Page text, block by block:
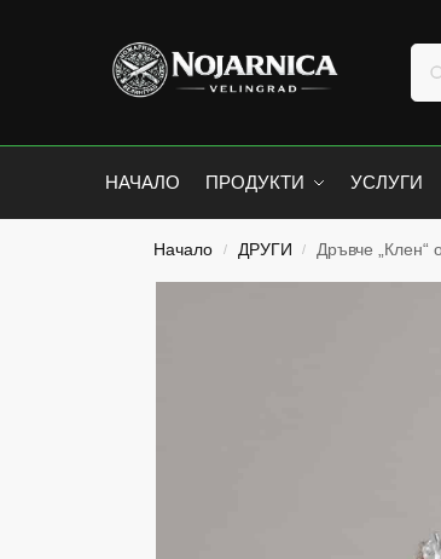
НАЧАЛО ПРОДУКТИ УСЛУГИ
Начало / ДРУГИ / Дръвче „Клен“